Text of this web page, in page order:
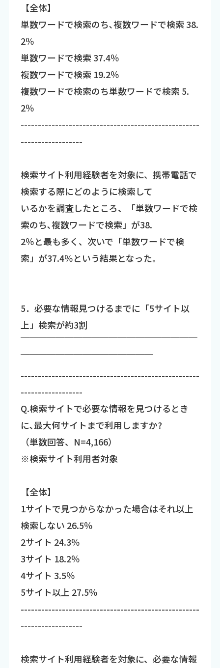
【全体】
単数ワードで検索のち､複数ワードで検索 38.
2％
単数ワードで検索 37.4％
複数ワードで検索 19.2％
複数ワードで検索のち単数ワードで検索 5.
2％
----------------------------------------------------
------------------
検索サイト利用経験者を対象に、携帯電話で
検索する際にどのように検索して
いるかを調査したところ、「単数ワードで検
索のち､複数ワードで検索」が38.
2％と最も多く、次いで「単数ワードで検
索」が37.4％という結果となった。
5．必要な情報見つけるまでに「5サイト以
上」検索が約3割
￣￣￣￣￣￣￣￣￣￣￣￣￣￣￣￣￣￣￣￣
￣￣￣￣￣￣￣￣￣￣￣￣￣￣￣
----------------------------------------------------
------------------
Q.検索サイトで必要な情報を見つけるとき
に､最大何サイトまで利用しますか?
（単数回答、N=4,166）
※検索サイト利用者対象
【全体】
1サイトで見つからなかった場合はそれ以上
検索しない 26.5％
2サイト 24.3％
3サイト 18.2％
4サイト 3.5％
5サイト以上 27.5％
----------------------------------------------------
------------------
検索サイト利用経験者を対象に、必要な情報